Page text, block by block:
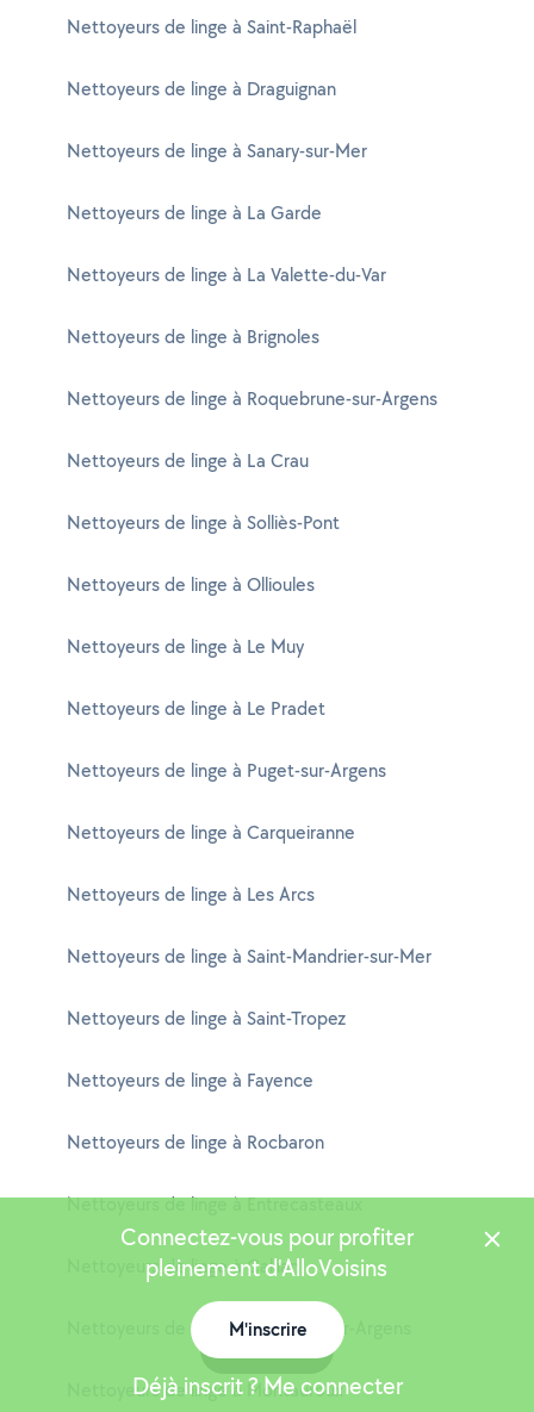
Nettoyeurs de linge à Saint-Raphaël
Nettoyeurs de linge à Draguignan
Nettoyeurs de linge à Sanary-sur-Mer
Nettoyeurs de linge à La Garde
Nettoyeurs de linge à La Valette-du-Var
Nettoyeurs de linge à Brignoles
Nettoyeurs de linge à Roquebrune-sur-Argens
Nettoyeurs de linge à La Crau
Nettoyeurs de linge à Solliès-Pont
Nettoyeurs de linge à Ollioules
Nettoyeurs de linge à Le Muy
Nettoyeurs de linge à Le Pradet
Nettoyeurs de linge à Puget-sur-Argens
Nettoyeurs de linge à Carqueiranne
Nettoyeurs de linge à Les Arcs
Nettoyeurs de linge à Saint-Mandrier-sur-Mer
Nettoyeurs de linge à Saint-Tropez
Nettoyeurs de linge à Fayence
Nettoyeurs de linge à Rocbaron
Nettoyeurs de linge à Entrecasteaux
Nettoyeurs de linge à Callian
Nettoyeurs de linge à Montfort-sur-Argens
Nettoyeurs de linge à Montauroux
Connectez-vous pour profiter
pleinement d'AlloVoisins
M'inscrire
Déjà inscrit ? Me connecter